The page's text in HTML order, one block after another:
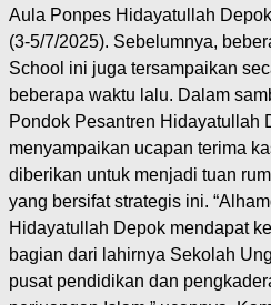
Aula Ponpes Hidayatullah
(3-5/7/2025). Sebelumnya,
School ini juga tersampaikan
beberapa waktu lalu. Dalam
Pondok Pesantren Hidayatullah
menyampaikan ucapan terima
diberikan untuk menjadi tuan
yang bersifat strategis ini.
Hidayatullah Depok mendapat
bagian dari lahirnya Sekolah
pusat pendidikan dan